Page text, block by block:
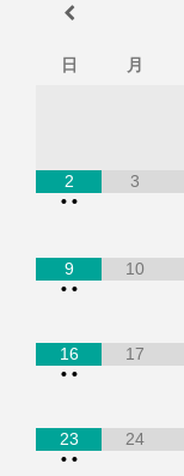
日 月
2
• •
3
9
• •
10
16
• •
17
23
• •
24